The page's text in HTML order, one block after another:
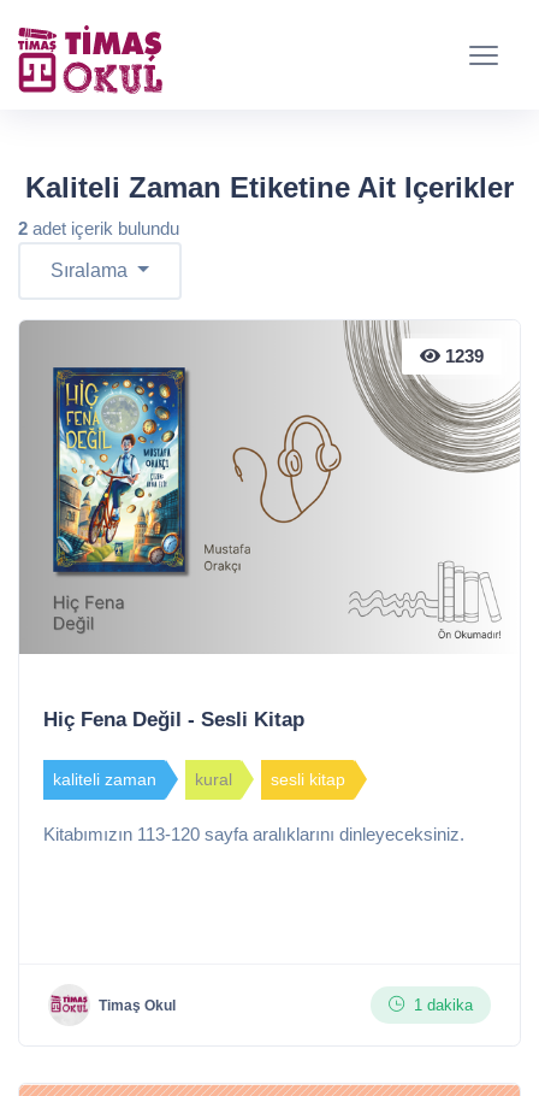
Kaliteli Zaman Etiketine Ait Içerikler
2 adet içerik bulundu
Sıralama
1239
Hiç Fena Değil - Sesli Kitap
kaliteli zaman kural sesli kitap
Kitabımızın 113-120 sayfa aralıklarını dinleyeceksiniz.
Timaş Okul 1 dakika